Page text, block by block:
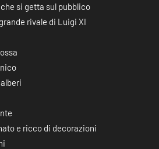
si getta sul pubblico
rivale di Luigi XI
e ricco di decorazioni